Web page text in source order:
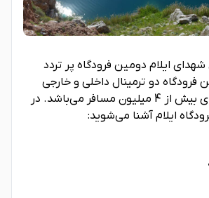
شهدای ایلام دومین فرودگاه پر تردد
فرودگاه دو ترمینال داخلی و خارجی
دارد و سالانه پذیرای بیش از 4 میلیون مسافر می‌باشد. در
ایلام آشنا می‌شوید: